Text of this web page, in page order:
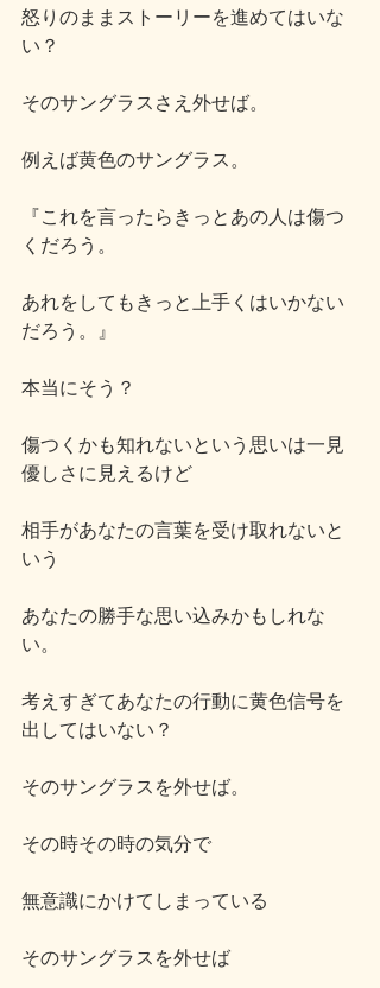
怒りのままストーリーを進めてはいな
い？
そのサングラスさえ外せば。
例えば黄色のサングラス。
『これを言ったらきっとあの人は傷つ
くだろう。
あれをしてもきっと上手くはいかない
だろう。』
本当にそう？
傷つくかも知れないという思いは一見
優しさに見えるけど
相手があなたの言葉を受け取れないと
いう
あなたの勝手な思い込みかもしれな
い。
考えすぎてあなたの行動に黄色信号を
出してはいない？
そのサングラスを外せば。
その時その時の気分で
無意識にかけてしまっている
そのサングラスを外せば